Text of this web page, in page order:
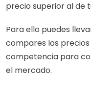
precio superior al de
Para ello puedes
compares los
competencia para
el mercado.